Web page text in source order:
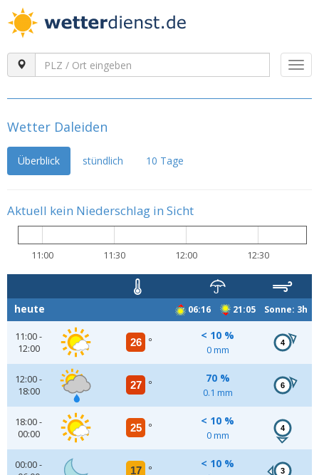
Wetter Daleiden
Überblick stündlich 10 Tage
Aktuell kein Niederschlag in Sicht
11:00 11:30 12:00 12:30
06:16 21:05 Sonne: 3h
heute
11:00 -
12:00
26 °
< 10 %
0 mm
4
12:00 -
18:00
27 °
70 %
0.1 mm
6
18:00 -
00:00
25 °
< 10 %
0 mm
4
00:00 -
17 °
< 10 %
3